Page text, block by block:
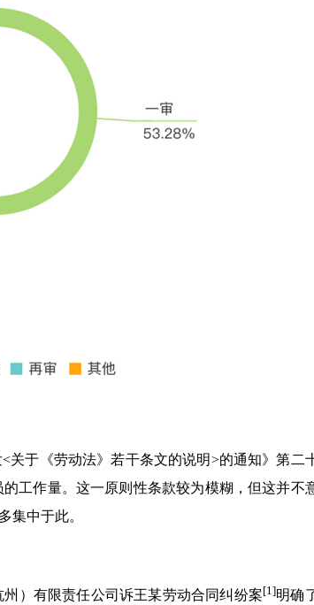
于《劳动法》若干条文的说明>的通知》第二
工作量。这一原则性条款较为模糊，但这并不
集中于此。
）有限责任公司诉王某劳动合同纠纷案[1]明确